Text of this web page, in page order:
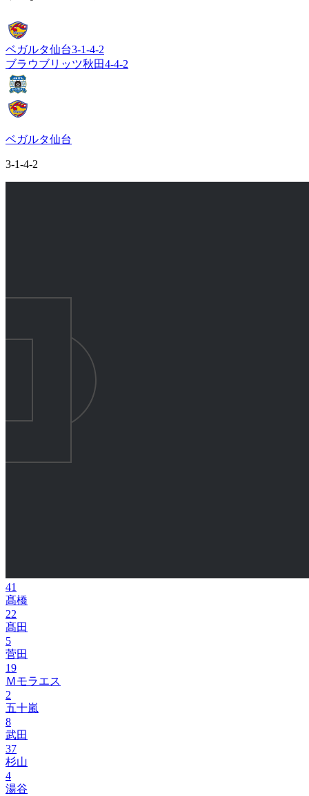
ベガルタ仙台3-1-4-2
ブラウブリッツ秋田4-4-2
ベガルタ仙台
3-1-4-2
41
髙橋
22
髙田
5
菅田
19
Ｍモラエス
2
五十嵐
8
武田
37
杉山
4
湯谷